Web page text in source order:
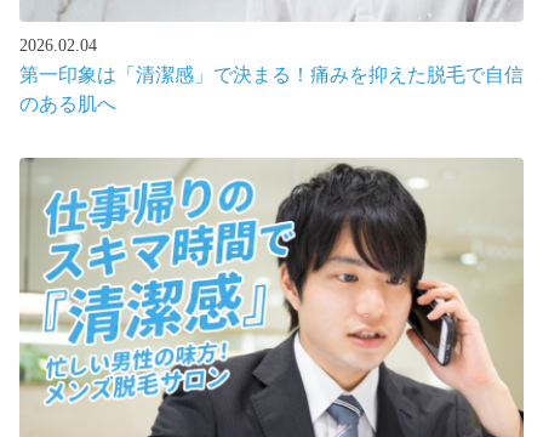
2026.02.04
第一印象は「清潔感」で決まる！痛みを抑えた脱毛で自信
のある肌へ